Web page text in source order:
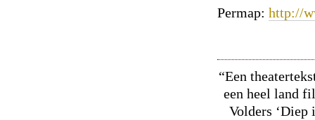
Permap: http://
“Een
een heel land
Volders ‘Diep